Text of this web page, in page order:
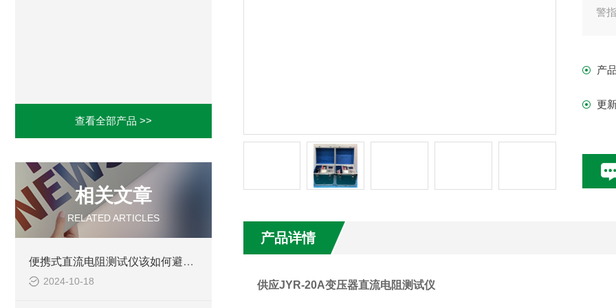
查看全部产品 >>
相关文章
RELATED ARTICLES
便携式直流电阻测试仪该如何避免判别错误
2024-10-18
警
产
更
产品详情
供应JYR-20A变压器直流电阻测试仪